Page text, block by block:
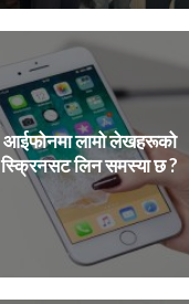
आईफोनमा लामो लेखहरूको
स्क्रिनसट लिन समस्या छ ?